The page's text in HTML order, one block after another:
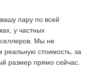
пару по всей
у частных
Мы не
стоимость, за
размер прямо сейчас.